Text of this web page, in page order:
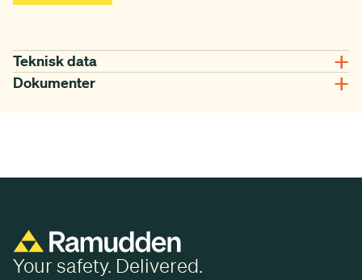
Teknisk data
Dokumenter
Your safety. Delivered.